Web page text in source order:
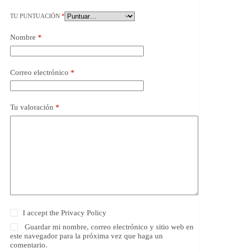
TU PUNTUACIÓN *
Nombre *
Correo electrónico *
Tu valoración *
I accept thePrivacy Policy
Guardar mi nombre, correo electrónico y sitio web en
este navegador para la próxima vez que haga un
comentario.